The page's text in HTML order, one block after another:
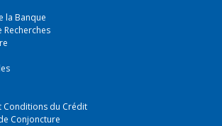
la Banque
Recherches
Conditions du Crédit
Conjoncture